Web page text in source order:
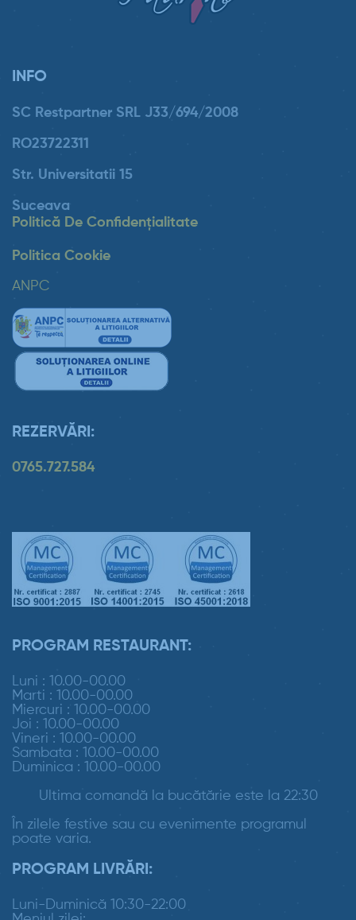
INFO
SC Restpartner SRL J33/694/2008
RO23722311
Str. Universitatii 15
Suceava
Politică De Confidențialitate
Politica Cookie
ANPC
REZERVĂRI:
0765.727.584
PROGRAM RESTAURANT:
Luni : 10.00-00.00
Marti : 10.00-00.00
Miercuri : 10.00-00.00
Joi : 10.00-00.00
Vineri : 10.00-00.00
Sambata : 10.00-00.00
Duminica : 10.00-00.00
Ultima comandă la bucătărie este la 22:30
În zilele festive sau cu evenimente programul
poate varia.
PROGRAM LIVRĂRI:
Luni-Duminică 10:30-22:00